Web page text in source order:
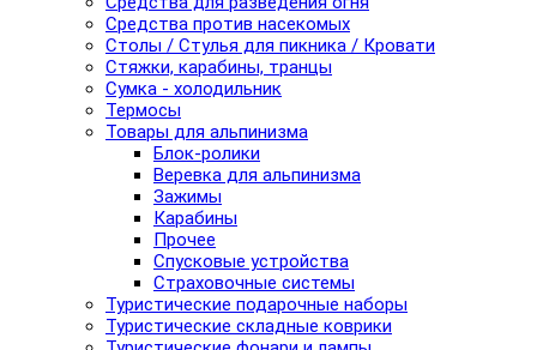
Средства против насекомых
Столы / Стулья для пикника / Кровати
Стяжки, карабины, транцы
Сумка - холодильник
Термосы
Товары для альпинизма
Блок-ролики
Веревка для альпинизма
Зажимы
Карабины
Прочее
Спусковые устройства
Страховочные системы
Туристические подарочные наборы
Туристические складные коврики